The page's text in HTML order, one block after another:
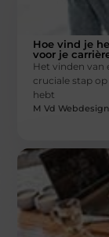
Hoe vind je
voor je
Het vinden van
cruciale stap
hebt
M Vd Webdesign